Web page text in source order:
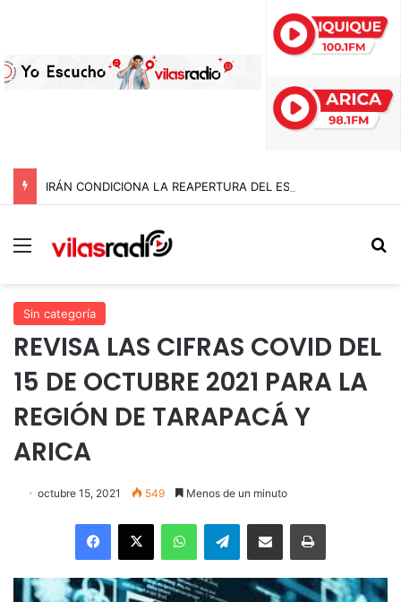
Menú
Sin categoría
REVISA LAS CIFRAS COVID DEL
15 DE OCTUBRE 2021 PARA LA
REGIÓN DE TARAPACÁ Y
ARICA
octubre 15, 2021 549 Menos de un minuto
Facebook
X WhatsAppTelegramEnviar vía email Imprimir